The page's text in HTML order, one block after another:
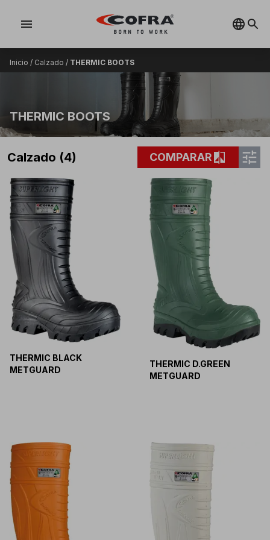
menu
Inicio / Calzado / THERMIC BOOTS
THERMIC BOOTS
Calzado (4) COMPARARcompare tune
THERMIC BLACK
METGUARD
THERMIC D.GREEN
METGUARD